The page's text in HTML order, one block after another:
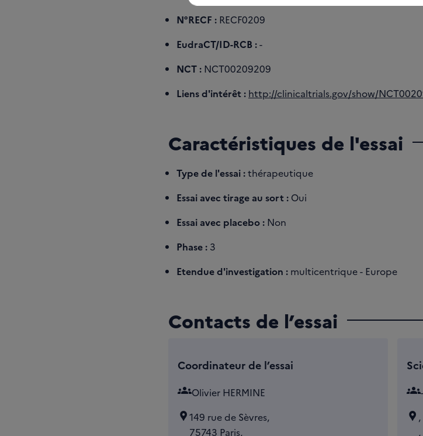
N°RECF : RECF0209
EudraCT/ID-RCB :-
NCT : NCT00209209
Liens d'intérêt : http://clinicaltrials.gov/show/
Caractéristiques de l'essai
Type de l'essai :thérapeutique
Essai avec tirage au sort : Oui
Essai avec placebo : Non
Phase : 3
Etendue d'investigation : multicentrique - Europe
Contacts de l’essai
Coordinateur de l’essai
groupsOlivier HERMINE
149 rue de Sèvres,
75743 Paris,
groups
,
,